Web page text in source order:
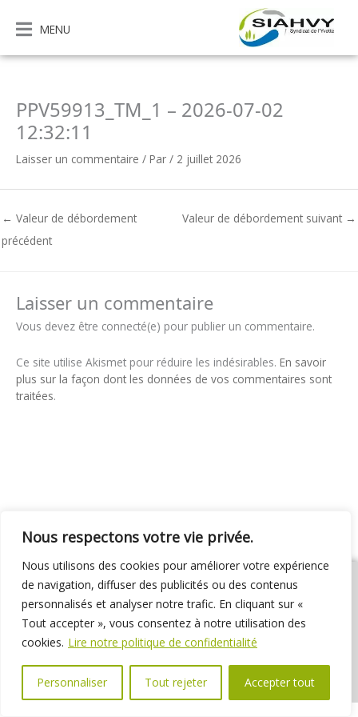
Nous respectons votre vie privée.
Nous utilisons des cookies pour améliorer votre expérience
de navigation, diffuser des publicités ou des contenus
personnalisés et analyser notre trafic. En cliquant sur «
Tout accepter », vous consentez à notre utilisation des
cookies. Lire notre politique de confidentialité
Personnaliser Tout rejeter Accepter tout
contenu
MENU
PPV59913_TM_1 – 2026-07-02
12:32:11
Laisser un commentaire / Par / 2 juillet 2026
← Valeur de débordement
précédent
Valeur de débordement suivant →
Laisser un commentaire
Vous devez être connecté(e) pour publier un commentaire.
Ce site utilise Akismet pour réduire les indésirables. En savoir
plus sur la façon dont les données de vos commentaires sont
traitées.
01 69 31 72 10 01 69 31 37 31
Nous contacter
Espace élus
Marchés publics Délibérations